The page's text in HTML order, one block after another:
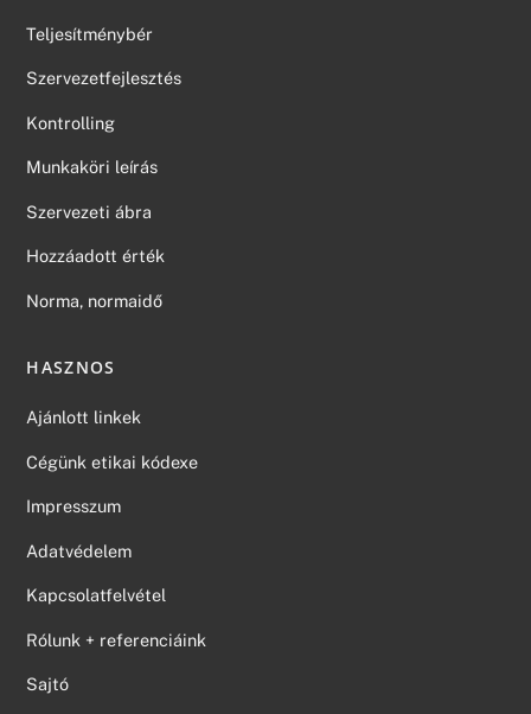
Teljesítménybér
Szervezetfejlesztés
Kontrolling
Munkaköri leírás
Szervezeti ábra
Hozzáadott érték
Norma, normaidő
HASZNOS
Ajánlott linkek
Cégünk etikai kódexe
Impresszum
Adatvédelem
Kapcsolatfelvétel
Rólunk + referenciáink
Sajtó